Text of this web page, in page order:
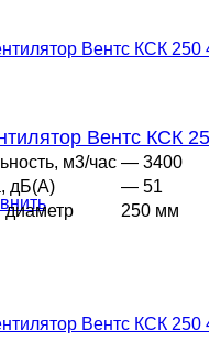
Вентс КСК
м3/час — 3400
дБ(А)
— 51
диаметр
250 мм